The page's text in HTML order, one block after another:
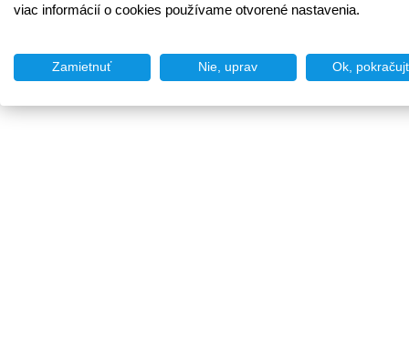
viac informácií o cookies používame otvorené nastavenia.
Zamietnuť Nie, uprav Ok,